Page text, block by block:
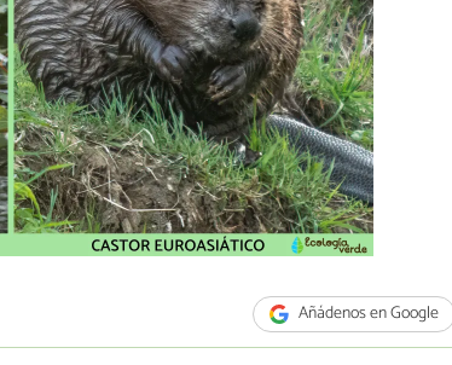
Añádenos en Google